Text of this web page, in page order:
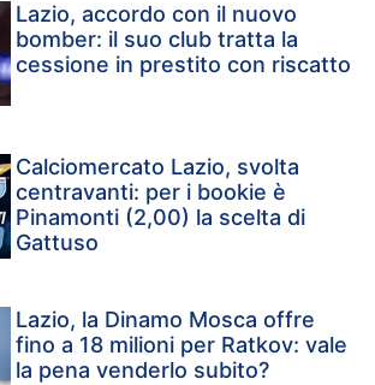
Lazio, accordo con il nuovo
bomber: il suo club tratta la
cessione in prestito con riscatto
Calciomercato Lazio, svolta
centravanti: per i bookie è
Pinamonti (2,00) la scelta di
Gattuso
Lazio, la Dinamo Mosca offre
fino a 18 milioni per Ratkov: vale
la pena venderlo subito?